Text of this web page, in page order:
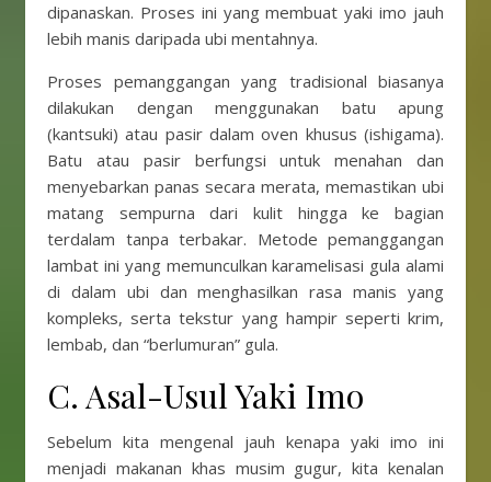
dipanaskan. Proses ini yang membuat yaki imo jauh
lebih manis daripada ubi mentahnya.
Proses pemanggangan yang tradisional biasanya
dilakukan dengan menggunakan batu apung
(kantsuki) atau pasir dalam oven khusus (ishigama).
Batu atau pasir berfungsi untuk menahan dan
menyebarkan panas secara merata, memastikan ubi
matang sempurna dari kulit hingga ke bagian
terdalam tanpa terbakar. Metode pemanggangan
lambat ini yang memunculkan karamelisasi gula alami
di dalam ubi dan menghasilkan rasa manis yang
kompleks, serta tekstur yang hampir seperti krim,
lembab, dan “berlumuran” gula.
C. Asal-Usul Yaki Imo
Sebelum kita mengenal jauh kenapa yaki imo ini
menjadi makanan khas musim gugur, kita kenalan